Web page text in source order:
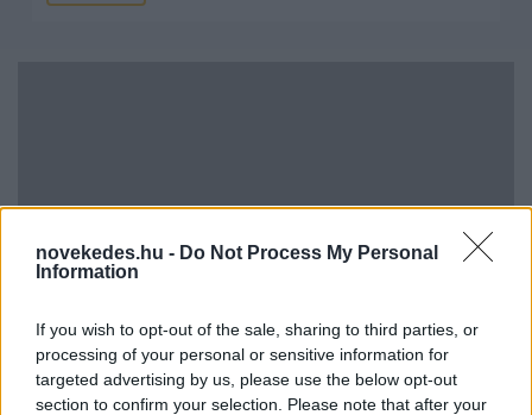
novekedes.hu - Do Not Process My Personal
Information
If you wish to opt-out of the sale, sharing to third parties, or
processing of your personal or sensitive information for
targeted advertising by us, please use the below opt-out
section to confirm your selection. Please note that after your
Kéthónapos a Tisza-kormány: íme a mérleg!
ELEMZÉSEK 2026. júl. 21.